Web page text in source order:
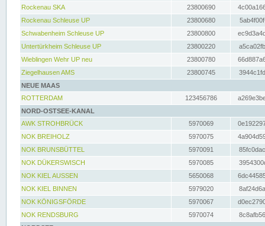
Rockenau SKA
23800690
Rockenau Schleuse UP
23800680
Schwabenheim Schleuse UP
23800800
Untertürkheim Schleuse UP
23800220
Wieblingen Wehr UP neu
23800780
Ziegelhausen AMS
23800745
NEUE MAAS
ROTTERDAM
123456786
NORD-OSTSEE-KANAL
AWK STROHBRÜCK
5970069
NOK BREIHOLZ
5970075
NOK BRUNSBÜTTEL
5970091
NOK DÜKERSWISCH
5970085
NOK KIEL AUSSEN
5650068
NOK KIEL BINNEN
5979020
NOK KÖNIGSFÖRDE
5970067
NOK RENDSBURG
5970074